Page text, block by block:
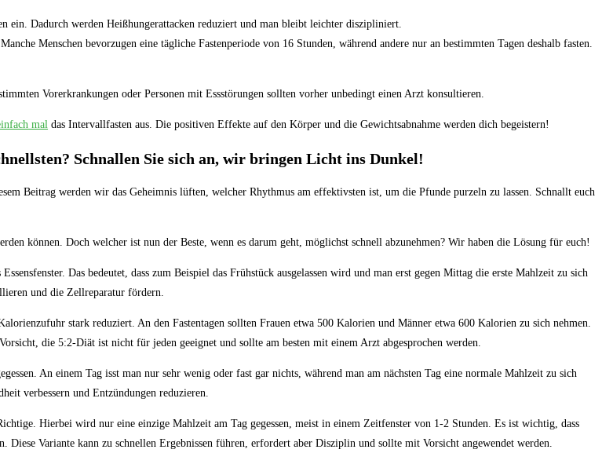
ein. Dadurch werden Heißhungerattacken ⁢reduziert⁢ und​ man⁣ bleibt leichter diszipliniert.
Menschen bevorzugen⁣ eine​ tägliche Fastenperiode von 16 Stunden,⁤ während‍ andere nur an‌ bestimmten Tagen ‍deshalb ⁣fasten.
Vorerkrankungen oder ⁤Personen mit Essstörungen sollten vorher⁢ unbedingt‍ einen Arzt konsultieren.
mal das Intervallfasten⁣ aus. Die positiven Effekte⁤ auf ⁤den Körper und ⁣die Gewichtsabnahme werden dich begeistern!
Schnallen Sie‍ sich an, wir ‌bringen‍ Licht ⁣ins Dunkel!
Beitrag ‍werden wir das Geheimnis⁢ lüften, welcher⁤ Rhythmus am ​effektivsten​ ist,​ um die Pfunde purzeln zu lassen. Schnallt euch
können. Doch ⁤welcher ist nun der Beste, wenn es darum geht, ‍möglichst schnell ‌abzunehmen? Wir haben die ​Lösung⁤ für euch!
⁢Das ‍bedeutet, ⁣dass zum Beispiel ⁢das ‌Frühstück ausgelassen wird und man erst gegen Mittag die erste⁣ Mahlzeit zu sich
und ‍die ⁢Zellreparatur​ fördern.
​stark reduziert.​ An den Fastentagen sollten Frauen etwa 500 Kalorien und‍ Männer etwa 600 Kalorien zu ⁤sich nehmen.
die⁣ 5:2-Diät ⁣ist nicht für jeden⁢ geeignet und sollte am besten mit einem⁣ Arzt ⁤abgesprochen werden.
An⁤ einem Tag isst man ⁣nur sehr wenig oder fast gar nichts, während man am⁢ nächsten Tag eine normale⁣ Mahlzeit zu sich
verbessern ⁣und Entzündungen ⁤reduzieren.
Hierbei ⁣wird‍ nur eine einzige⁣ Mahlzeit⁢ am Tag gegessen, meist in einem​ Zeitfenster von 1-2 Stunden. ​Es ist wichtig, dass
Variante‌ kann zu schnellen Ergebnissen‌ führen, ‌erfordert aber Disziplin​ und ​sollte ⁢mit ⁣Vorsicht angewendet werden.